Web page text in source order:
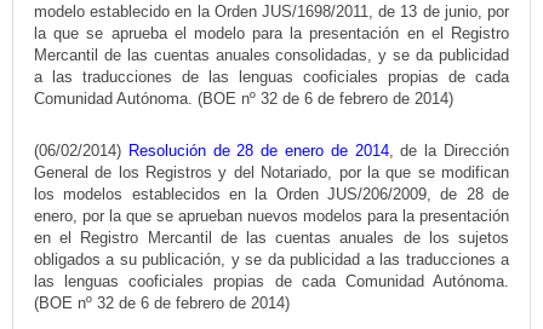
modelo establecido en la Orden JUS/1698/2011, de 13 de junio, por
la que se aprueba el modelo para la presentación en el Registro
Mercantil de las cuentas anuales consolidadas, y se da publicidad
a las traducciones de las lenguas cooficiales propias de cada
Comunidad Autónoma. (BOE nº 32 de 6 de febrero de 2014)
(06/02/2014) Resolución de 28 de enero de 2014, de la Dirección
General de los Registros y del Notariado, por la que se modifican
los modelos establecidos en la Orden JUS/206/2009, de 28 de
enero, por la que se aprueban nuevos modelos para la presentación
en el Registro Mercantil de las cuentas anuales de los sujetos
obligados a su publicación, y se da publicidad a las traducciones a
las lenguas cooficiales propias de cada Comunidad Autónoma.
(BOE nº 32 de 6 de febrero de 2014)